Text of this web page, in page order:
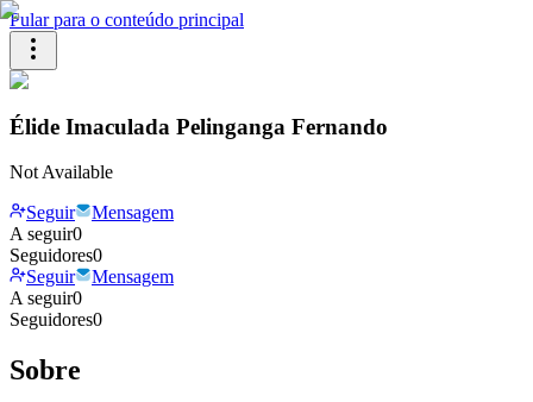
Pular para o conteúdo principal
Élide Imaculada Pelinganga Fernando
Not Available
Seguir
Mensagem
A seguir0
Seguidores0
Seguir
Mensagem
A seguir0
Seguidores0
Sobre